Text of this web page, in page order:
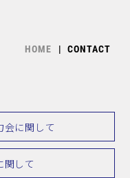
HOME CONTACT
会に関して
関して